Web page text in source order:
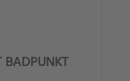
BADPUNKT